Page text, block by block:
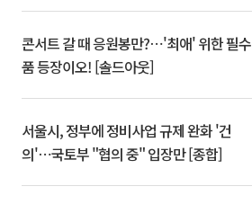
콘서트 갈 때 응원봉만?⋯'최애' 위한 필수
품 등장이오! [솔드아웃]
서울시, 정부에 정비사업 규제 완화 '건
의'⋯국토부 "협의 중" 입장만 [종합]